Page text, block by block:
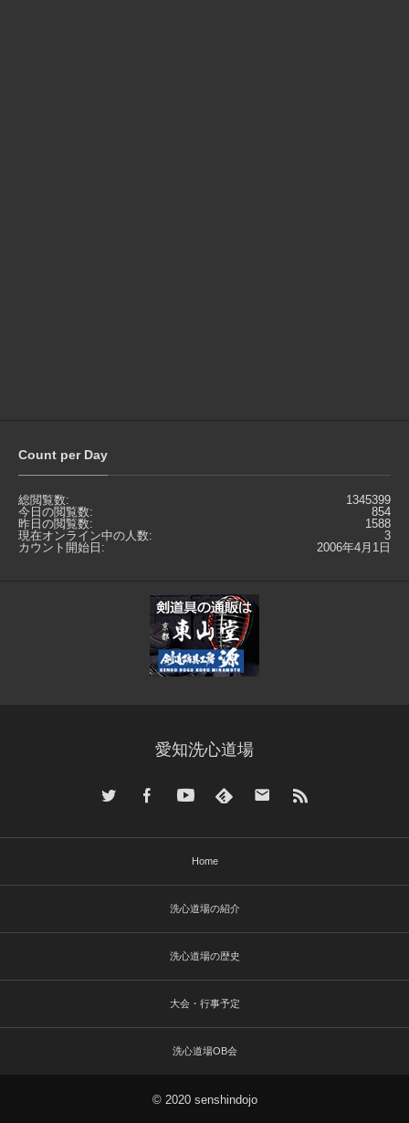
Count per Day
1345399
総閲覧数:
854
今日の閲覧数:
1588
昨日の閲覧数:
3
現在オンライン中の人数:
2006年4月1日
カウント開始日:
愛知洗心道場
Home
洗心道場の紹介
洗心道場の歴史
大会・行事予定
洗心道場OB会
© 2020 senshindojo